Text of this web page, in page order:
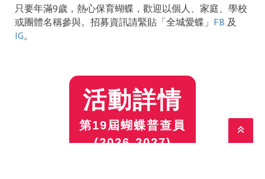
只要年滿9歲，熱心保育蝴蝶，歡迎以個人、家庭、學校
或團體名稱參與。招募資訊請緊貼「全城愛蝶」 FB 及
IG。
活動詳情
第19屆蝴蝶普查員
(2026-2027)
